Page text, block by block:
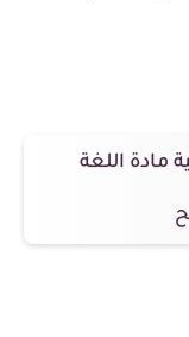
مادة اللغة